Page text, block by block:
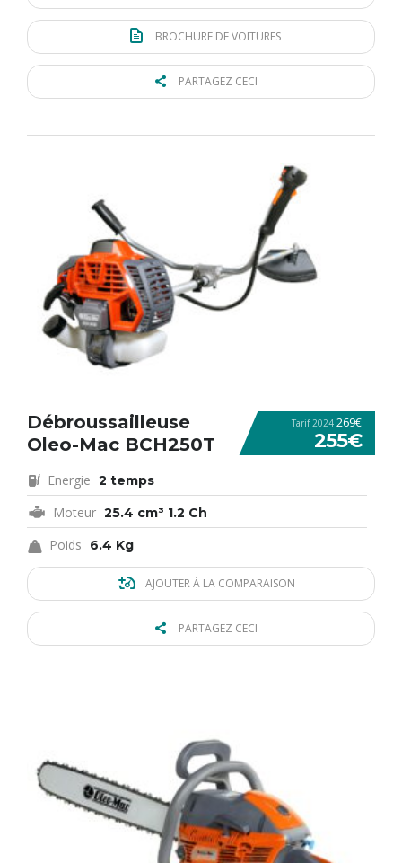
BROCHURE DE VOITURES
PARTAGEZ CECI
Tarif 2024 269€
255€
Débroussailleuse
Oleo-Mac BCH250T
Energie 2 temps
Moteur 25.4 cm³ 1.2 Ch
Poids 6.4 Kg
AJOUTER À LA COMPARAISON
PARTAGEZ CECI